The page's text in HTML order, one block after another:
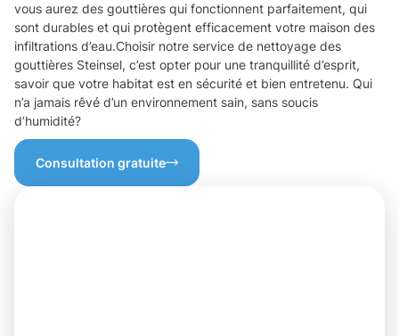
vous aurez des gouttières qui fonctionnent parfaitement, qui
sont durables et qui protègent efficacement votre maison des
infiltrations d’eau.Choisir notre service de nettoyage des
gouttières Steinsel, c’est opter pour une tranquillité d’esprit,
savoir que votre habitat est en sécurité et bien entretenu. Qui
n’a jamais rêvé d’un environnement sain, sans soucis
d’humidité?
Consultation gratuite